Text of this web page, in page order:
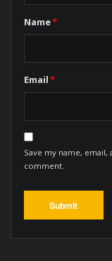
Name*
Email*
Save my name,
comment.